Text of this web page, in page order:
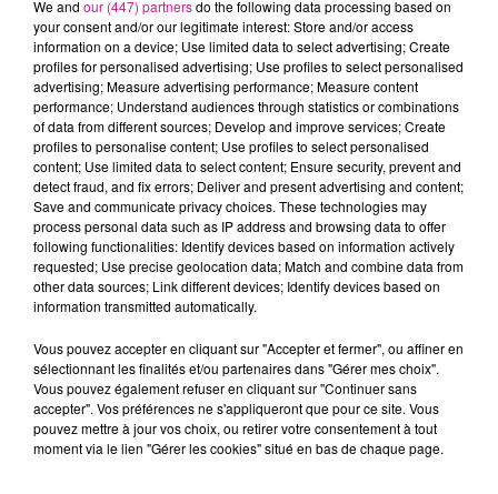
- Leurs motivations, leurs compétences, leurs atouts et leurs
contraintes personnelles
- Les métiers qui correspondent à leurs compétences ou qui
sont susceptibles d'être occupés en les complétant
- La définition de leur projet professionnel et l'appréciation de
sa faisabilité
- Les possibilités de mise en œuvre de ce projet. La
prestation doit amener le bénéficiaire à construire un ou
plusieurs projets professionnels.
- La définition et la validation du projet professionnel
- La co-construction et le suivi du plan d'actions
- La restitution régulière et rigoureuse de votre activité
- La prospection et la relation avec les Entreprises de votre
territoire
- Le placement en emploi ou en formation
We and our (447) partnersdo the following data processing based on
your consent and/or our legitimate interest: Store and/or access
information on a device; Use limited data to select advertising; Create
profiles for personalised advertising; Use profiles to select personalised
advertising; Measure advertising performance; Measure content
performance; Understand audiences through statistics or combinations
of data from different sources; Develop and improve services; Create
profiles to personalise content; Use profiles to select personalised
content; Use limited data to select content; Ensure security, prevent and
detect fraud, and fix errors; Deliver and present advertising and content;
Save and communicate privacy choices. These technologies may
process personal data such as IP address and browsing data to offer
following functionalities: Identify devices based on information actively
requested; Use precise geolocation data; Match and combine data from
other data sources; Link different devices; Identify devices based on
information transmitted automatically.
Vous pouvez accepter en cliquant sur "Accepter et fermer", ou affiner en
sélectionnant les finalités et/ou partenaires dans "Gérer mes choix".
Vous pouvez également refuser en cliquant sur "Continuer sans
accepter". Vos préférences ne s'appliqueront que pour ce site. Vous
pouvez mettre à jour vos choix, ou retirer votre consentement à tout
moment via le lien "Gérer les cookies" situé en bas de chaque page.